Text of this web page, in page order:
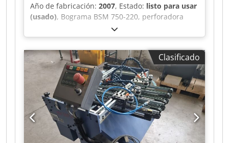
Año de fabricación: 2007, Estado: listo para usar
(usado), Bograma BSM 750-220, perforadora
para trabajos de encuadernación según la
norma europea Crsdpfjiz T Txox Ag Eef –
Centrado y guías para cintas en diferentes
tamaños – Soporte para la parte superior,
central e inferior
Clasificado